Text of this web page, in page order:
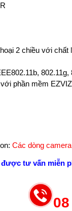
2 chiều với
phần mềm
Các dòng
được tư vấn miễn